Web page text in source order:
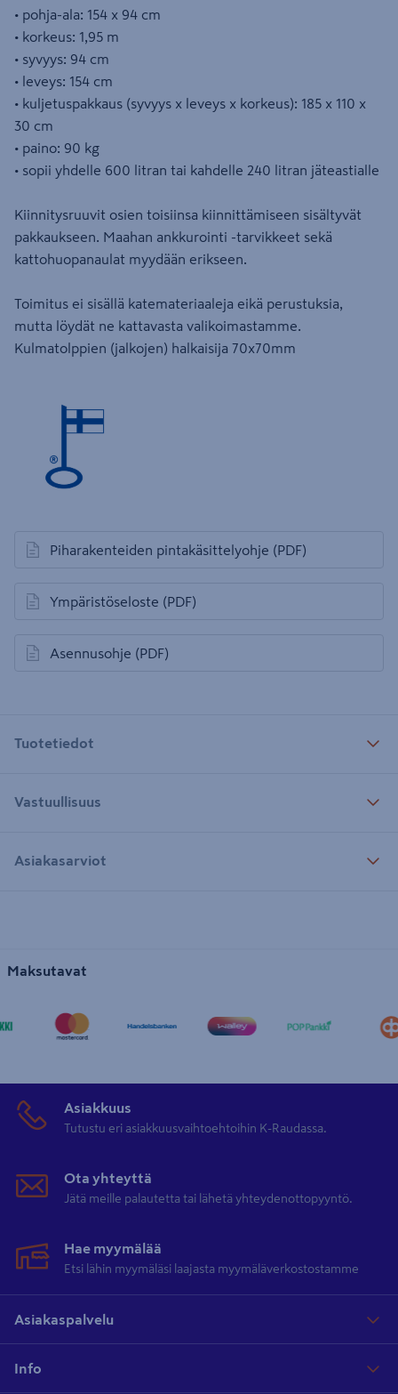
• pohja-ala: 154 x 94 cm
• korkeus: 1,95 m
• syvyys: 94 cm
• leveys: 154 cm
• kuljetuspakkaus (syvyys x leveys x korkeus): 185 x 110 x
30 cm
• paino: 90 kg
• sopii yhdelle 600 litran tai kahdelle 240 litran jäteastialle
Kiinnitysruuvit osien toisiinsa kiinnittämiseen sisältyvät
pakkaukseen. Maahan ankkurointi -tarvikkeet sekä
kattohuopanaulat myydään erikseen.
Toimitus ei sisällä katemateriaaleja eikä perustuksia,
mutta löydät ne kattavasta valikoimastamme.
Kulmatolppien (jalkojen) halkaisija 70x70mm
Piharakenteiden pintakäsittelyohje (PDF)
avautuu uuteen välilehteen
Ympäristöseloste (PDF)
avautuu uuteen välilehteen
Asennusohje (PDF)
avautuu uuteen välilehteen
Tuotetiedot
Vastuullisuus
Asiakasarviot
Maksutavat
Asiakkuus
Tutustu eri asiakkuusvaihtoehtoihin K-Raudassa.
Ota yhteyttä
Jätä meille palautetta tai lähetä yhteydenottopyyntö.
Hae myymälää
Etsi lähin myymäläsi laajasta myymäläverkostostamme
Asiakaspalvelu
Info